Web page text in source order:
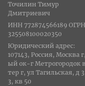
Точилин Тимур
Дмитриевич
ИНН 772874566189
325508100020350
Юридический адрес:
107143, Россия, Москва
ый ок-г Метрогородок
тер г, ул Тагильская, д
3, кв 50